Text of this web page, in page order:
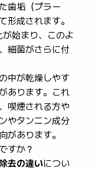
歯垢（プラー
形成されます。
始まり、このよ
細菌がさらに付
中が乾燥しやす
あります。これ
喫煙される方や
やタンニン成分
があります。
すか？
去の違いについ